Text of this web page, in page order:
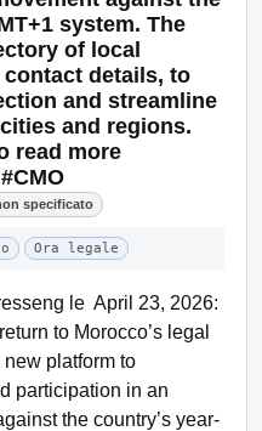
system. The
of local
details, to
and streamline
and regions.
read more
specificato
Ora legale
le April 23, 2026:
to Morocco’s legal
platform to
participation in an
the country’s year-